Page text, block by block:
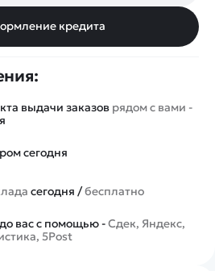
кредита
выдачи заказов рядом с вами -
сегодня
сегодня /бесплатно
вас с помощью -Сдек, Яндекс,
5Post